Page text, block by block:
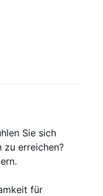
Sie sich
zu erreichen?
für